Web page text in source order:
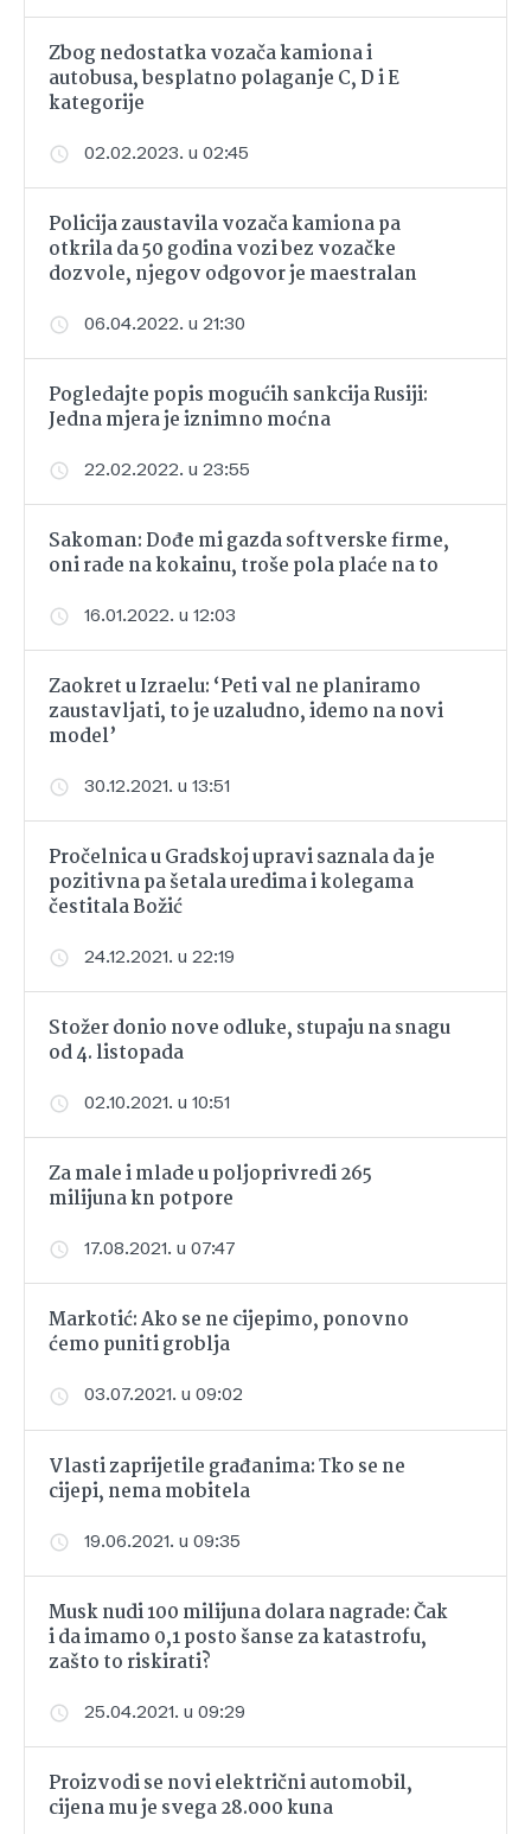
Zbog nedostatka vozača kamiona i
autobusa, besplatno polaganje C, D i E
kategorije
02.02.2023. u 02:45
Policija zaustavila vozača kamiona pa
otkrila da 50 godina vozi bez vozačke
dozvole, njegov odgovor je maestralan
06.04.2022. u 21:30
Pogledajte popis mogućih sankcija Rusiji:
Jedna mjera je iznimno moćna
22.02.2022. u 23:55
Sakoman: Dođe mi gazda softverske firme,
oni rade na kokainu, troše pola plaće na to
16.01.2022. u 12:03
Zaokret u Izraelu: ‘Peti val ne planiramo
zaustavljati, to je uzaludno, idemo na novi
model’
30.12.2021. u 13:51
Pročelnica u Gradskoj upravi saznala da je
pozitivna pa šetala uredima i kolegama
čestitala Božić
24.12.2021. u 22:19
Stožer donio nove odluke, stupaju na snagu
od 4. listopada
02.10.2021. u 10:51
Za male i mlade u poljoprivredi 265
milijuna kn potpore
17.08.2021. u 07:47
Markotić: Ako se ne cijepimo, ponovno
ćemo puniti groblja
03.07.2021. u 09:02
Vlasti zaprijetile građanima: Tko se ne
cijepi, nema mobitela
19.06.2021. u 09:35
Musk nudi 100 milijuna dolara nagrade: Čak
i da imamo 0,1 posto šanse za katastrofu,
zašto to riskirati?
25.04.2021. u 09:29
Proizvodi se novi električni automobil,
cijena mu je svega 28.000 kuna